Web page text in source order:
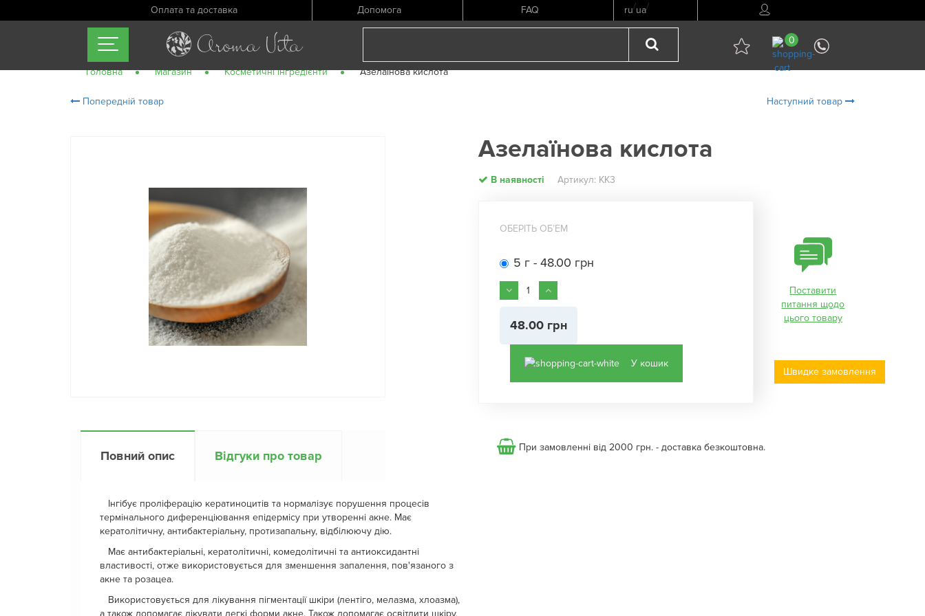
Оплата та доставка Допомога FAQ ru/ua/
0
Головна Магазин Косметичні інгредієнти Азелаїнова кислота
Попередній товар Наступний товар
Повний опис Відгуки про товар
Інгібує проліферацію кератиноцитів та нормалізує порушення процесів
термінального диференціювання епідермісу при утворенні акне. Має
кератолітичну, антибактеріальну, протизапальну, відбілюючу дію.
Має антибактеріальні, кератолітичні, комедолітичні та антиоксидантні
властивості, отже використовується для зменшення запалення, пов'язаного з
акне та розацеа.
Використовується для лікування пігментації шкіри (лентіго, мелазма, хлоазма),
а також допомагає лікувати легкі форми акне. Також допомагає освітлити шкіру,
Азелаїнова кислота
В наявності Артикул: КК3
ОБЕРІТЬ ОБʼЕМ
5 г - 48.00 грн
48.00 грн
У кошик
Поставити
питання щодо
цього товару
Швидке замовлення
При замовленні від 2000 грн. - доставка безкоштовна.